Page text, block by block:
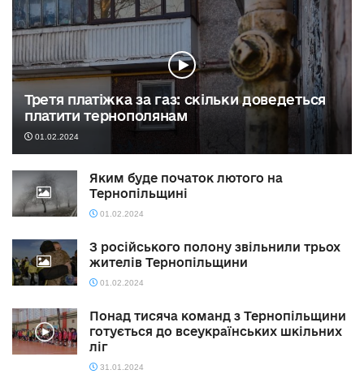
Третя платіжка за газ: скільки доведеться
платити тернополянам
01.02.2024
Яким буде початок лютого на
Тернопільщині
01.02.2024
З російського полону звільнили трьох
жителів Тернопільщини
01.02.2024
Понад тисяча команд з Тернопільщини
готується до всеукраїнських шкільних
ліг
31.01.2024